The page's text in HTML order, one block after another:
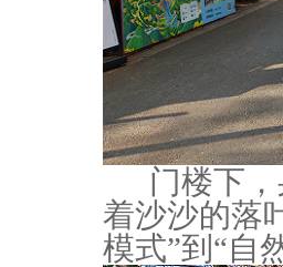
门楼下，
着沙沙的落
模式”到“自